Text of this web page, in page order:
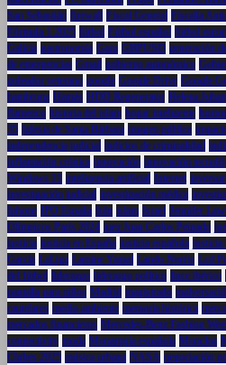
San Sebastián firewall Fiscal General Fiscalía
Fórmula 1 2025 fútbol Fútbol español fútbol
Galicia gastronomía Gaza GBPUSD generación
de emergencias Gmail gobierno autonómico
goleador veterano google Google Drive Google
hambruna Hamás HDD Regenerator Helena
flamenco historia del islam hogar inteligente humor
35 Iglesia de Santa Bárbara imagen pública
independencia judicial indicios de criminalidad
inflamación crónica innovación innovación
Windows 11 inteligencia artificial Internet
investigación judicial investigación médica
Iphone IPO España Irán islam Israel Jennifer
Olímpicos París 2024 juez Juan Carlos Peinado
justicia justicia en España justicia española justicia
García LaLiga Lamine Yamal Lando Norris Lcd
del fútbol liderazgo liderazgo político lince ibérico
pantalla para niños Madrid magistrado
cautelares medio ambiente memoria histórica
mercados financieros Mercedes-Benz Fashion
connectivity moda Monarquía española Moncloa
Clubes 2025 música urbana NASA negociación